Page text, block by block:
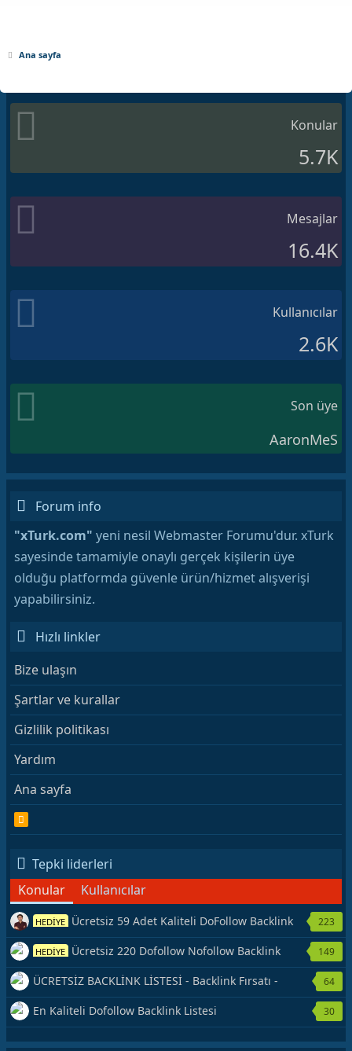
Ana sayfa
Konular
5.7K
Mesajlar
16.4K
Kullanıcılar
2.6K
Son üye
AaronMeS
Forum info
"xTurk.com" yeni nesil Webmaster Forumu'dur. xTurk
sayesinde tamamiyle onaylı gerçek kişilerin üye
olduğu platformda güvenle ürün/hizmet alışverişi
yapabilirsiniz.
Hızlı linkler
Bize ulaşın
Şartlar ve kurallar
Gizlilik politikası
Yardım
Ana sayfa
S
Tepki liderleri
Konular
Kullanıcılar
HEDİYE Ücretsiz 59 Adet Kaliteli DoFollow Backlink
Kaynağı Veriyorum.
223
HEDİYE Ücretsiz 220 Dofollow Nofollow Backlink
Veriyorum
149
ÜCRETSİZ BACKLİNK LİSTESİ - Backlink Fırsatı -
Hemen Yetiş!
64
En Kaliteli Dofollow Backlink Listesi 30